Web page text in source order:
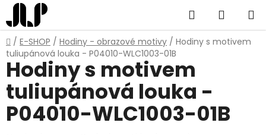
Přejít
na
obsah
Hledat
KOŠÍK
Domů
/ E-SHOP / Hodiny - obrazové motivy / Hodiny s motivem
tuliupánová louka - P04010-WLC1003-01B
Hodiny s motivem
tuliupánová louka -
P04010-WLC1003-01B